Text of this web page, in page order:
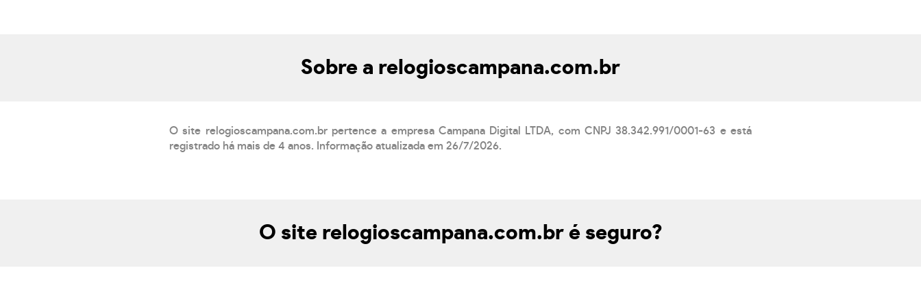
Sobre a relogioscampana.com.br
O site relogioscampana.com.br pertence a empresa Campana Digital LTDA, com CNPJ 38.342.991/0001-63 e está
registrado há mais de 4 anos. Informação atualizada em 26/7/2026.
O site relogioscampana.com.br é seguro?